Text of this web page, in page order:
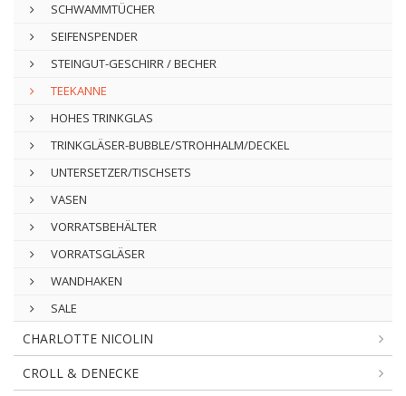
SCHWAMMTÜCHER
SEIFENSPENDER
STEINGUT-GESCHIRR / BECHER
TEEKANNE
HOHES TRINKGLAS
TRINKGLÄSER-BUBBLE/STROHHALM/DECKEL
UNTERSETZER/TISCHSETS
VASEN
VORRATSBEHÄLTER
VORRATSGLÄSER
WANDHAKEN
SALE
CHARLOTTE NICOLIN
CROLL & DENECKE